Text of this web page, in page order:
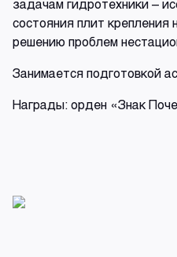
задачам гидротехники –
состояния плит крепления
решению проблем
Занимается подготовкой
Награды: орден «Знак